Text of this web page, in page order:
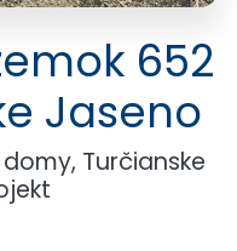
652
Jaseno
Turčianske